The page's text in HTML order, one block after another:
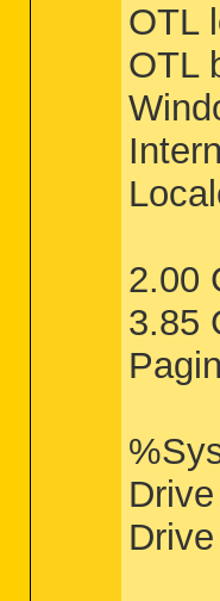
OTL
OTL
2.00
3.85